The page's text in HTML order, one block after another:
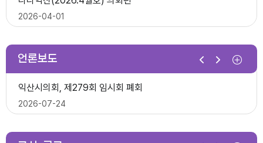
2026년 1분기 홍보예산 운용현황
다다익산(2026.4월호) 의회편
2026-07-07
제278회 익산시의회 임시회 의사일정(안)
2026-06-22
2026-04-01
다다익산(2026.3월호) 의회편
2026-03-03
언론보도
2026-06-26
익산시의회, 제279회 임시회 폐회
2026-07-24
익산시의회 기간제근로자(중증장애 의원 활동보조) 채용 공고
2026-06-30